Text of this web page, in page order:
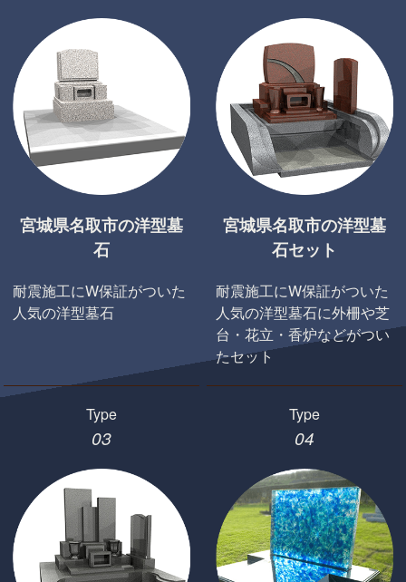
宮城県名取市の洋型墓
石
耐震施工にW保証がついた
人気の洋型墓石
宮城県名取市の洋型墓
石セット
耐震施工にW保証がついた
人気の洋型墓石に外柵や芝
台・花立・香炉などがつい
たセット
Type
03
Type
04